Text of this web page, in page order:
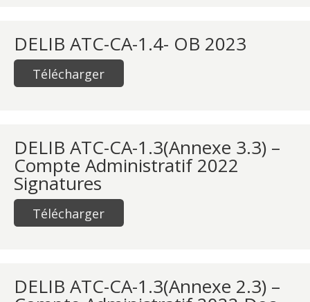
DELIB ATC-CA-1.4- OB 2023
Télécharger
DELIB ATC-CA-1.3(Annexe 3.3) –
Compte Administratif 2022
Signatures
Télécharger
DELIB ATC-CA-1.3(Annexe 2.3) –